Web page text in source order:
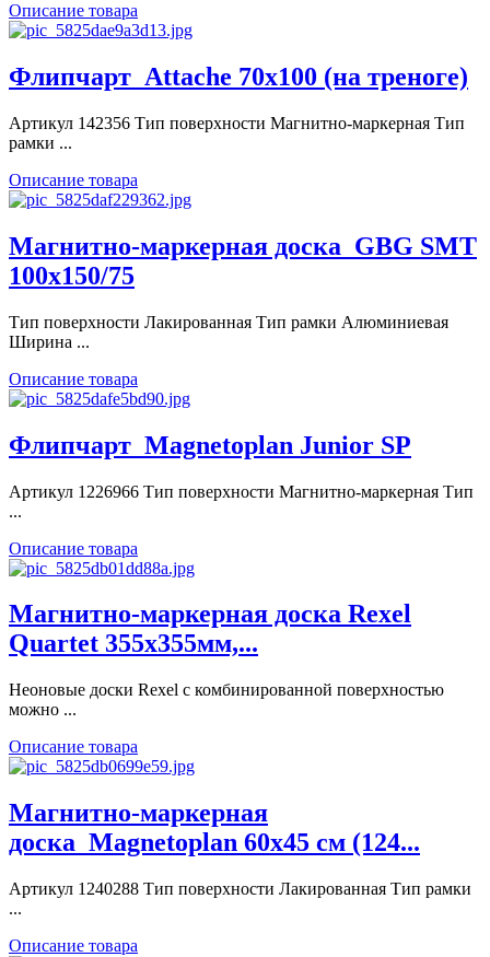
Описание товара
Флипчарт_Attache 70х100 (на треноге)
Артикул 142356 Тип поверхности Магнитно-маркерная Тип
рамки ...
Описание товара
Магнитно-маркерная доска_GBG SMT
100x150/75
Тип поверхности Лакированная Тип рамки Алюминиевая
Ширина ...
Описание товара
Флипчарт_Magnetoplan Junior SP
Артикул 1226966 Тип поверхности Магнитно-маркерная Тип
...
Описание товара
Магнитно-маркерная доска Rexel
Quartet 355х355мм,...
Неоновые доски Rexel с комбинированной поверхностью
можно ...
Описание товара
Магнитно-маркерная
доска_Magnetoplan 60x45 см (124...
Артикул 1240288 Тип поверхности Лакированная Тип рамки
...
Описание товара